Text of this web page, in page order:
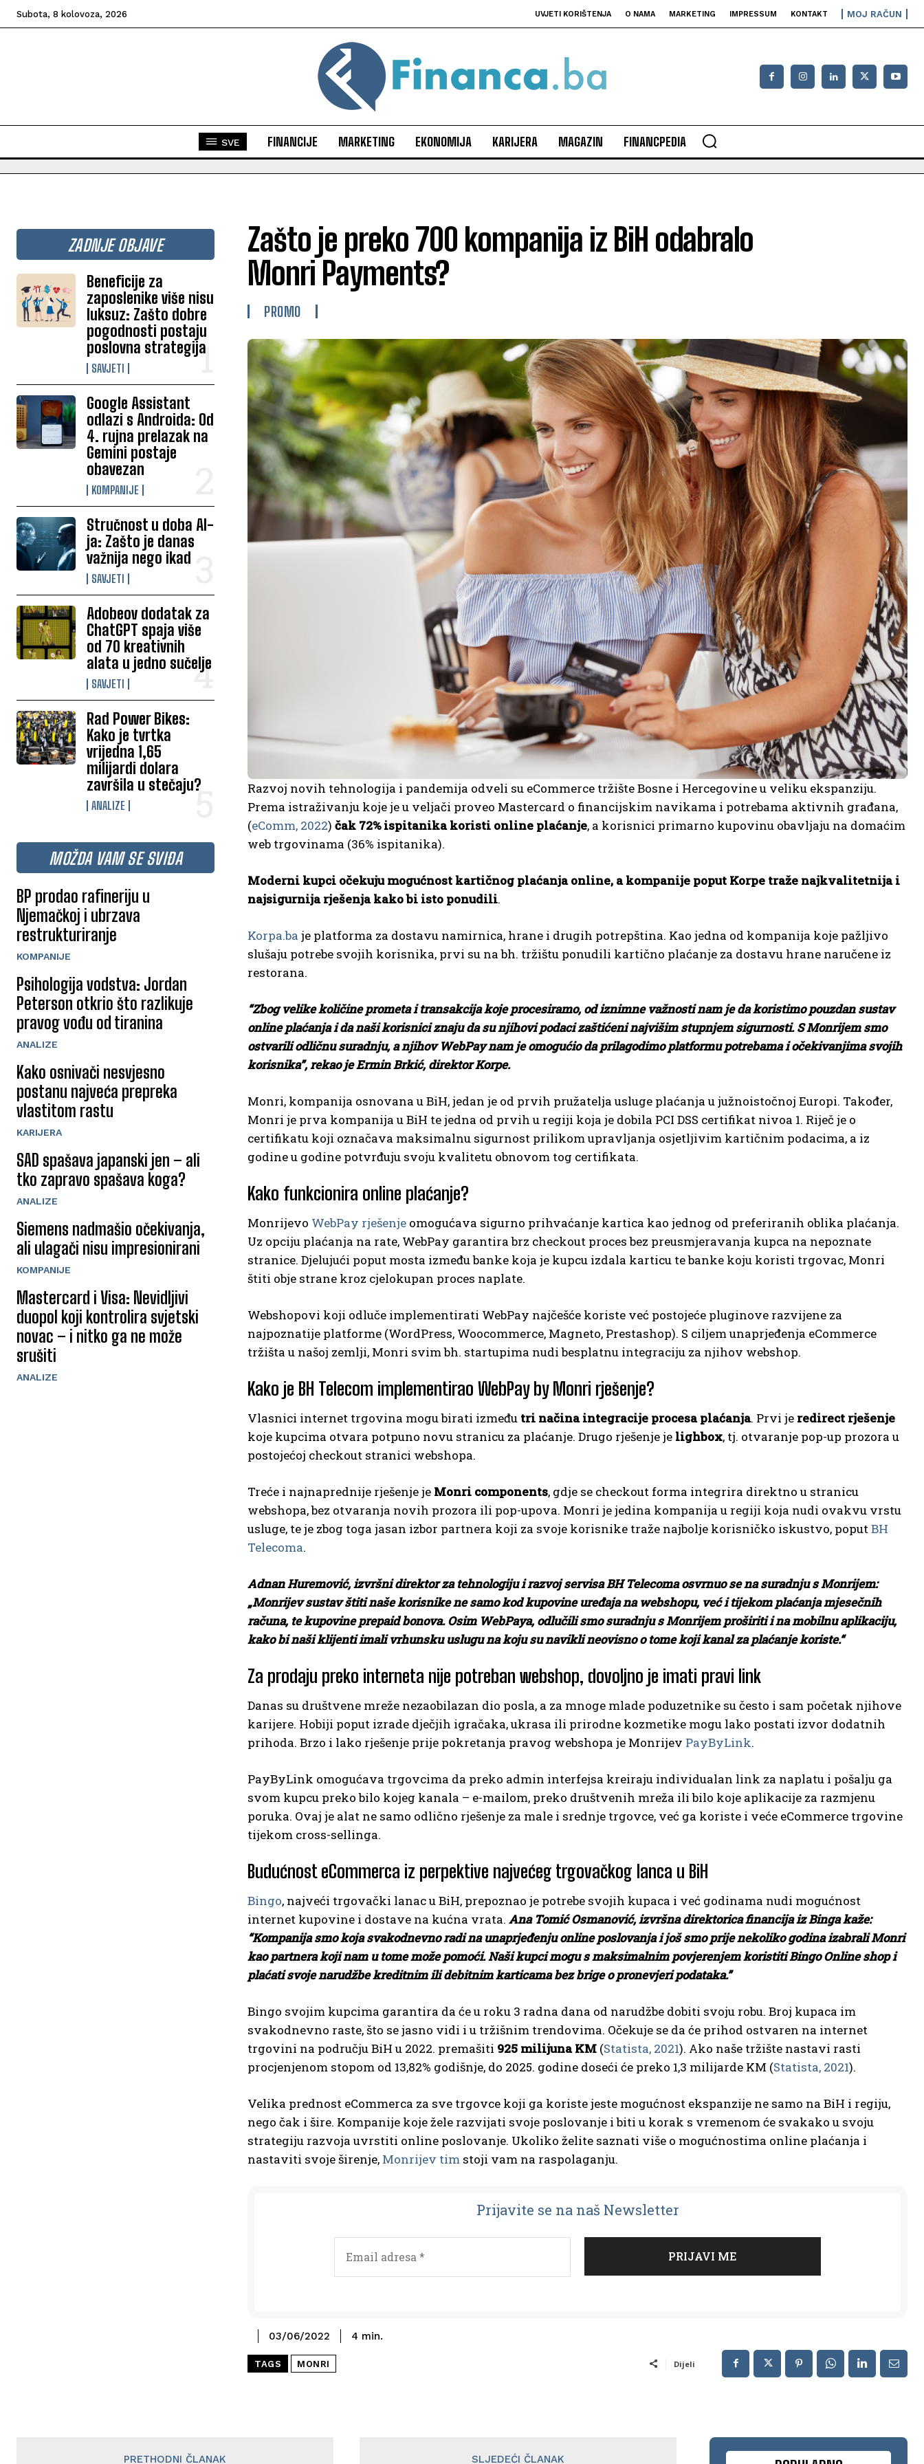
Subota, 8 kolovoza, 2026 UVJETI KORIŠTENJA O NAMA MARKETING IMPRESSUM KONTAKT MOJ RAČUN
SVE FINANCIJE MARKETING EKONOMIJA KARIJERA MAGAZIN FINANCPEDIA
ZADNJE OBJAVE
Beneficije za
zaposlenike više nisu
luksuz: Zašto dobre
pogodnosti postaju
poslovna strategija
SAVJETI
Google Assistant
odlazi s Androida: Od
4. rujna prelazak na
Gemini postaje
obavezan
KOMPANIJE
Stručnost u doba AI-
ja: Zašto je danas
važnija nego ikad
SAVJETI
Adobeov dodatak za
ChatGPT spaja više
od 70 kreativnih
alata u jedno sučelje
SAVJETI
Rad Power Bikes:
Kako je tvrtka
vrijedna 1,65
milijardi dolara
završila u stečaju?
ANALIZE
MOŽDA VAM SE SVIĐA
BP prodao rafineriju u
Njemačkoj i ubrzava
restrukturiranje
KOMPANIJE
Psihologija vodstva: Jordan
Peterson otkrio što razlikuje
pravog vođu od tiranina
ANALIZE
Kako osnivači nesvjesno
postanu najveća prepreka
vlastitom rastu
KARIJERA
SAD spašava japanski jen – ali
tko zapravo spašava koga?
ANALIZE
Siemens nadmašio očekivanja,
ali ulagači nisu impresionirani
KOMPANIJE
Mastercard i Visa: Nevidljivi
duopol koji kontrolira svjetski
novac – i nitko ga ne može
srušiti
ANALIZE
Zašto je preko 700 kompanija iz BiH odabralo
Monri Payments?
PROMO
Razvoj novih tehnologija i pandemija odveli su eCommerce tržište Bosne i Hercegovine u veliku ekspanziju.
Prema istraživanju koje je u veljači proveo Mastercard o financijskim navikama i potrebama aktivnih građana,
(eComm, 2022) čak 72% ispitanika koristi online plaćanje, a korisnici primarno kupovinu obavljaju na domaćim
web trgovinama (36% ispitanika).
Moderni kupci očekuju mogućnost kartičnog plaćanja online, a kompanije poput Korpe traže najkvalitetnija i
najsigurnija rješenja kako bi isto ponudili.
Korpa.ba je platforma za dostavu namirnica, hrane i drugih potrepština. Kao jedna od kompanija koje pažljivo
slušaju potrebe svojih korisnika, prvi su na bh. tržištu ponudili kartično plaćanje za dostavu hrane naručene iz
restorana.
“Zbog velike količine prometa i transakcija koje procesiramo, od iznimne važnosti nam je da koristimo pouzdan sustav
online plaćanja i da naši korisnici znaju da su njihovi podaci zaštićeni najvišim stupnjem sigurnosti. S Monrijem smo
ostvarili odličnu suradnju, a njihov WebPay nam je omogućio da prilagodimo platformu potrebama i očekivanjima svojih
korisnika”, rekao je Ermin Brkić, direktor Korpe.
Monri, kompanija osnovana u BiH, jedan je od prvih pružatelja usluge plaćanja u južnoistočnoj Europi. Također,
Monri je prva kompanija u BiH te jedna od prvih u regiji koja je dobila PCI DSS certifikat nivoa 1. Riječ je o
certifikatu koji označava maksimalnu sigurnost prilikom upravljanja osjetljivim kartičnim podacima, a iz
godine u godine potvrđuju svoju kvalitetu obnovom tog certifikata.
Kako funkcionira online plaćanje?
Monrijevo WebPay rješenje omogućava sigurno prihvaćanje kartica kao jednog od preferiranih oblika plaćanja.
Uz opciju plaćanja na rate, WebPay garantira brz checkout proces bez preusmjeravanja kupca na nepoznate
stranice. Djelujući poput mosta između banke koja je kupcu izdala karticu te banke koju koristi trgovac, Monri
štiti obje strane kroz cjelokupan proces naplate.
Webshopovi koji odluče implementirati WebPay najčešće koriste već postojeće pluginove razvijene za
najpoznatije platforme (WordPress, Woocommerce, Magneto, Prestashop). S ciljem unaprjeđenja eCommerce
tržišta u našoj zemlji, Monri svim bh. startupima nudi besplatnu integraciju za njihov webshop.
Kako je BH Telecom implementirao WebPay by Monri rješenje?
Vlasnici internet trgovina mogu birati između tri načina integracije procesa plaćanja. Prvi je redirect rješenje
koje kupcima otvara potpuno novu stranicu za plaćanje. Drugo rješenje je lighbox, tj. otvaranje pop-up prozora u
postojećoj checkout stranici webshopa.
Treće i najnaprednije rješenje je Monri components, gdje se checkout forma integrira direktno u stranicu
webshopa, bez otvaranja novih prozora ili pop-upova. Monri je jedina kompanija u regiji koja nudi ovakvu vrstu
usluge, te je zbog toga jasan izbor partnera koji za svoje korisnike traže najbolje korisničko iskustvo, poputBH
Telecoma.
Adnan Huremović, izvršni direktor za tehnologiju i razvoj servisa BH Telecoma osvrnuo se na suradnju s Monrijem:
„Monrijev sustav štiti naše korisnike ne samo kod kupovine uređaja na webshopu, već i tijekom plaćanja mjesečnih
računa, te kupovine prepaid bonova. Osim WebPaya, odlučili smo suradnju s Monrijem proširiti i na mobilnu aplikaciju,
kako bi naši klijenti imali vrhunsku uslugu na koju su navikli neovisno o tome koji kanal za plaćanje koriste.“
Za prodaju preko interneta nije potreban webshop, dovoljno je imati pravi link
Danas su društvene mreže nezaobilazan dio posla, a za mnoge mlade poduzetnike su često i sam početak njihove
karijere. Hobiji poput izrade dječjih igračaka, ukrasa ili prirodne kozmetike mogu lako postati izvor dodatnih
prihoda. Brzo i lako rješenje prije pokretanja pravog webshopa je Monrijev PayByLink.
PayByLink omogućava trgovcima da preko admin interfejsa kreiraju individualan link za naplatu i pošalju ga
svom kupcu preko bilo kojeg kanala – e-mailom, preko društvenih mreža ili bilo koje aplikacije za razmjenu
poruka. Ovaj je alat ne samo odlično rješenje za male i srednje trgovce, već ga koriste i veće eCommerce trgovine
tijekom cross-sellinga.
Budućnost eCommerca iz perpektive najvećeg trgovačkog lanca u BiH
Bingo, najveći trgovački lanac u BiH, prepoznao je potrebe svojih kupaca i već godinama nudi mogućnost
internet kupovine i dostave na kućna vrata. Ana Tomić Osmanović, izvršna direktorica financija iz Binga kaže:
“Kompanija smo koja svakodnevno radi na unaprjeđenju online poslovanja i još smo prije nekoliko godina izabrali Monri
kao partnera koji nam u tome može pomoći. Naši kupci mogu s maksimalnim povjerenjem koristiti Bingo Online shop i
plaćati svoje narudžbe kreditnim ili debitnim karticama bez brige o pronevjeri podataka.”
Bingo svojim kupcima garantira da će u roku 3 radna dana od narudžbe dobiti svoju robu. Broj kupaca im
svakodnevno raste, što se jasno vidi i u tržišnim trendovima. Očekuje se da će prihod ostvaren na internet
trgovini na području BiH u 2022. premašiti 925 milijuna KM (Statista, 2021). Ako naše tržište nastavi rasti
procjenjenom stopom od 13,82% godišnje, do 2025. godine doseći će preko 1,3 milijarde KM (Statista, 2021).
Velika prednost eCommerca za sve trgovce koji ga koriste jeste mogućnost ekspanzije ne samo na BiH i regiju,
nego čak i šire. Kompanije koje žele razvijati svoje poslovanje i biti u korak s vremenom će svakako u svoju
strategiju razvoja uvrstiti online poslovanje. Ukoliko želite saznati više o mogućnostima online plaćanja i
nastaviti svoje širenje, Monrijev tim stoji vam na raspolaganju.
Prijavite se na naš Newsletter
03/06/2022 4 min.
TAGS MONRI Dijeli
PRETHODNI ČLANAK SLJEDEĆI ČLANAK